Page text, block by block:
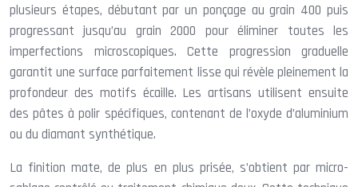
plusieurs étapes, débutant par un ponçage au grain 400 puis
progressant jusqu’au grain 2000 pour éliminer toutes les
imperfections microscopiques. Cette progression graduelle
garantit une surface parfaitement lisse qui révèle pleinement la
profondeur des motifs écaille. Les artisans utilisent ensuite
des pâtes à polir spécifiques, contenant de l’oxyde d’aluminium
ou du diamant synthétique.
La finition mate, de plus en plus prisée, s’obtient par micro-